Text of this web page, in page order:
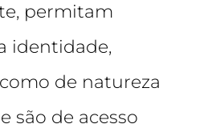
permitam
identidade,
de natureza
são de acesso